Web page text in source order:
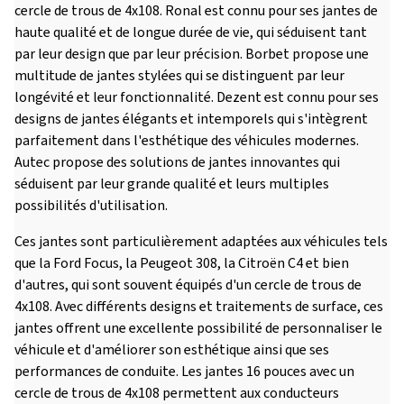
cercle de trous de 4x108. Ronal est connu pour ses jantes de
haute qualité et de longue durée de vie, qui séduisent tant
par leur design que par leur précision. Borbet propose une
multitude de jantes stylées qui se distinguent par leur
longévité et leur fonctionnalité. Dezent est connu pour ses
designs de jantes élégants et intemporels qui s'intègrent
parfaitement dans l'esthétique des véhicules modernes.
Autec propose des solutions de jantes innovantes qui
séduisent par leur grande qualité et leurs multiples
possibilités d'utilisation.
Ces jantes sont particulièrement adaptées aux véhicules tels
que la Ford Focus, la Peugeot 308, la Citroën C4 et bien
d'autres, qui sont souvent équipés d'un cercle de trous de
4x108. Avec différents designs et traitements de surface, ces
jantes offrent une excellente possibilité de personnaliser le
véhicule et d'améliorer son esthétique ainsi que ses
performances de conduite. Les jantes 16 pouces avec un
cercle de trous de 4x108 permettent aux conducteurs